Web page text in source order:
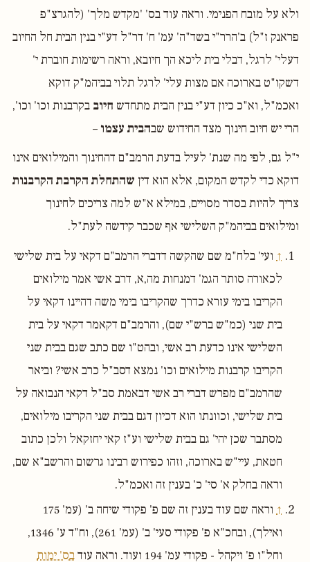
ולא על מזבח הפנימי. וראה עוד בס' 'מקדש מלך' (להגרצ"פ
פראנק ז"ל) ב'הרר"י בשד"ה' עמ' ח' דר"ל דע"י בנין הבית חל החיוב
דעלי' לרגל, דבלי בית ליכא הך חיובא, וראה רשימות חוברת י'
דשקו"ט בארוכה אם מצות עלי' לרגל תלוי בביהמ"ק דוקא
ואכמ"ל, וא"כ כיון דע"י בנין הבית מתחדש חיוב בקרבנות וכו' וכו',
הרי יש חיוב חינוך מצד החידוש שבהבית עצמו –
י"ל גם, לפי מה שנת' לעיל בדעת הרמב"ם דהחינוך והמילואים אינו
דוקא כדי לקדש המקום, אלא הוא דין שהתחלת הקרבת הקרבנות
צריך להיות בסדר מסויים, במילא א"ש למה צריכים לחינוך
ומילואים בביהמ"ק השלישי אף שכבר קידשה לעת"ל.
↑ ועי' בלח"מ שם שהקשה דדברי הרמב"ם דקאי על בית שלישי
לכאורה סותר הגמ' דמנחות מה,א, דרב אשי אמר מילואים
הקריבו בימי עזרא כדרך שהקריבו בימי משה דהיינו דקאי על
בית שני (כמ"ש ברש"י שם), והרמב"ם דקאמר דקאי על בית
השלישי אינו כדעת רב אשי, ובהט"ו שם כתב שגם בבית שני
הקריבו קרבנות מילואים וכו' נמצא דסב"ל כרב אשי? וביאר
שהרמב"ם מפרש דברי רב אשי דבאמת סב"ל דקאי הנבואה על
בית שלישי, וכוונתו הוא דכיון דגם בבית שני הקריבו מילואים,
מסתבר שכן יהי' גם בבית שלישי וע"ז קאי יחזקאל ולכן כתוב
חטאת, עיי"ש בארוכה, וזהו כפירוש רבינו גרשום והרשב"א שם,
וראה בחלק א' סי' כ' בענין זה ואכמ"ל.
↑
וראה שם עוד בענין זה שם פ' פקודי שיחה ב' (עמ' 175
ואילך), ובחכ"א פ' פקודי סעי' ב' (עמ' 261), וח"ד ע' 1346,
וחל"ו פ' ויקהל - פקודי עמ' 194 ועוד. וראה עוד
בס' ימות